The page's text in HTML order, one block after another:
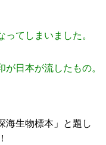
てしまいました。
が日本が流したもの。
海生物標本」と題し